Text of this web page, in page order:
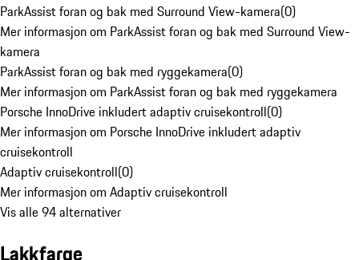
ParkAssist foran og bak med Surround View-kamera(0)
Mer informasjon om ParkAssist foran og bak med Surround View-
kamera
ParkAssist foran og bak med ryggekamera(0)
Mer informasjon om ParkAssist foran og bak med ryggekamera
Porsche InnoDrive inkludert adaptiv cruisekontroll(0)
Mer informasjon om Porsche InnoDrive inkludert adaptiv
cruisekontroll
Adaptiv cruisekontroll(0)
Mer informasjon om Adaptiv cruisekontroll
Vis alle 94 alternativer
Lakkfarge